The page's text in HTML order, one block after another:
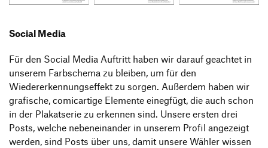
Social Media
Für den Social Media Auftritt haben wir darauf geachtet in
unserem Farbschema zu bleiben, um für den
Wiedererkennungseffekt zu sorgen. Außerdem haben wir
grafische, comicartige Elemente einegfügt, die auch schon
in der Plakatserie zu erkennen sind. Unsere ersten drei
Posts, welche nebeneinander in unserem Profil angezeigt
werden, sind Posts über uns, damit unsere Wähler wissen